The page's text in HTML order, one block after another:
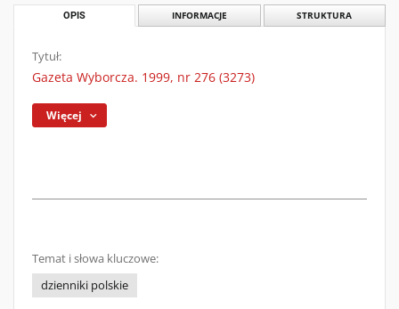
OPIS INFORMACJE STRUKTURA
Tytuł:
Gazeta Wyborcza. 1999, nr 276 (3273)
Więcej
Temat i słowa kluczowe:
dzienniki polskie